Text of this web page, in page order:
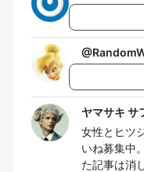
@
ヤマサキ サ
女性とヒツ
いね募集中
た記事は消